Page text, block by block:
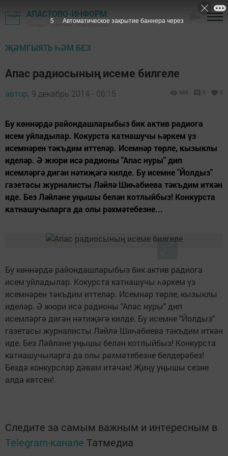
АПАСТОВО-ИНФОРМ
"Йолдыз" газетасы - Апас районы
ҖӘМГЫЯТЬ ҺӘМ БЕЗ
Апас радиосының исеме билгеле
автор, 9 декабрь 2014 - 06:15 686 0 0
Бу көннәрдә райондашларыбыз бик актив радиога
исем уйладылар. Кокурста катнашучы һәркем үз
исемнәрен тәкъдим иттеләр. Исемнәр төрле, кызыклы
иделәр. Ә жюри исә радионы "Апас нуры" дип
исемләргә дигән нәтиҗәгә килде. Бу исемне "Йолдыз"
газетасы журналисты Ләйлә Шиһабиева тәкъдим иткән
иде. Без Ләйләне уңышы белән котлыйбыз! Конкурста
катнашучыларга да олы рәхмәтебезне...
Бу көннәрдә райондашларыбыз бик актив радиога
исем уйладылар. Кокурста катнашучы һәркем үз
исемнәрен тәкъдим иттеләр. Исемнәр төрле, кызыклы
иделәр. Ә жюри исә радионы "Апас нуры" дип
исемләргә дигән нәтиҗәгә килде. Бу исемне "Йолдыз"
газетасы журналисты Ләйлә Шиһабиева тәкъдим иткән
иде. Без Ләйләне уңышы белән котлыйбыз! Конкурста
катнашучыларга да олы рәхмәтебезне белдерәбез!
Бездә конкурслар дәвам итәчәк! Җиңү уңышы сезне
алда көтсен!
Следите за самым важным и интересным в
Telegram-канале Татмедиа
4 Автоматическое закрытие баннера через